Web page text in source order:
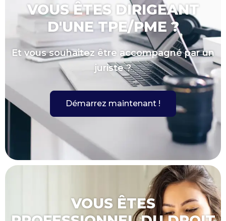
VOUS ÊTES DIRIGEANT
D'UNE TPE/PME ?
Et vous souhaitez être accompagné par un
juriste ?
Démarrez maintenant !
VOUS ÊTES